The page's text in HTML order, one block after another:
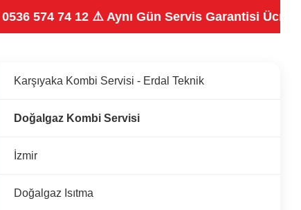
74 12 ⚠️ Aynı Gün Servis Garantisi Ücretsiz Arıza
Karşıyaka Kombi Servisi - Erdal Teknik
Doğalgaz Kombi Servisi
İzmir
Doğalgaz Isıtma